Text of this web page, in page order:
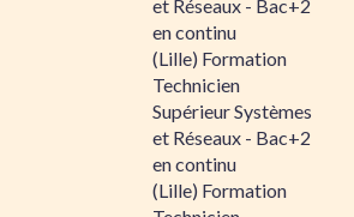
et Réseaux - Bac+2
en continu
(Lille) Formation
Technicien
Supérieur Systèmes
et Réseaux - Bac+2
en continu
(Lille) Formation